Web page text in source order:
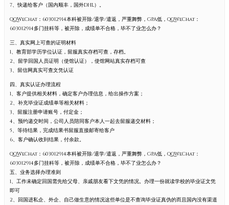
7、快递给客户（国内顺丰，国外DHL）。
QQWeChat：603012914本科被开除/退学/遣返，严重舞弊，GPA低，QQWeChat：
603012914多门挂科等，被开除，成绩单不合格，毕不了业怎么办？
三、真实网上可查的证明材料
1、教育部学历学位认证，留服真实存档可查，存档。
2、留学回国人员证明（使馆认证），使馆网站真实存档可查
3、留信网真实可查文凭认证
四、真实认证办理流程
1、客户提供相关材料，确定客户办理信息，给出操作方案；
2、补充毕业证成绩单等相关材料；
3、留服注册申请账号，付定金；
4、预约递交时间，公司人员陪同客户本人一起去留服递交材料；
5、等待结果，完成结果书留服直接邮寄给客户
6、客户确认收到结果，付余款。
QQWeChat：603012914本科被开除/退学/遣返，严重舞弊，GPA低，QQWeChat：
603012914多门挂科等，被开除，成绩单不合格，毕不了业怎么办？
五、业务选择办理准则
1、工作未确定回国需先给父母、亲戚朋友看下文凭的情况。办理一份就读学校的毕业证文凭
即可
2、回国进私企、外企、自己做生意的情况这些单位是不查询毕业证真伪的而且国内没有渠道